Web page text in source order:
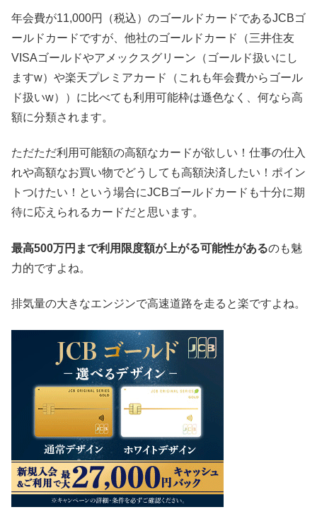
年会費が11,000円（税込）のゴールドカードであるJCBゴ
ールドカードですが、他社のゴールドカード（三井住友
VISAゴールドやアメックスグリーン（ゴールド扱いにし
ますw）や楽天プレミアカード（これも年会費からゴール
ド扱いw））に比べても利用可能枠は遜色なく、何なら高
額に分類されます。
ただただ利用可能額の高額なカードが欲しい！仕事の仕入
れや高額なお買い物でどうしても高額決済したい！ポイン
トつけたい！という場合にJCBゴールドカードも十分に期
待に応えられるカードだと思います。
最高500万円まで利用限度額が上がる可能性があるのも魅
力的ですよね。
排気量の大きなエンジンで高速道路を走ると楽ですよね。